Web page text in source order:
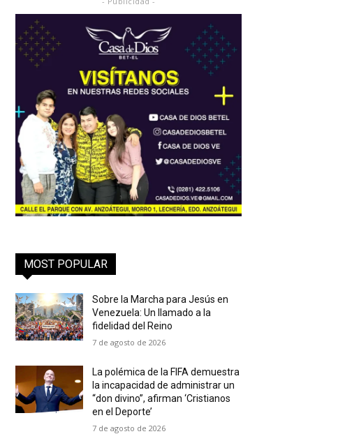
MOST POPULAR
Sobre la Marcha para Jesús en
Venezuela: Un llamado a la
fidelidad del Reino
7 de agosto de 2026
La polémica de la FIFA demuestra
la incapacidad de administrar un
“don divino”, afirman ‘Cristianos
en el Deporte’
7 de agosto de 2026